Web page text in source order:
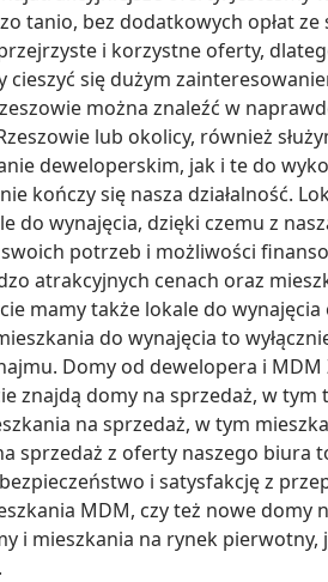
tanio, bez dodatkowych opłat
i korzystne oferty,
się dużym
można znaleźć w
lub okolicy, również
deweloperskim, jak i te do
kończy się nasza działalność.
do wynajęcia, dzięki czemu z
potrzeb i możliwości
atrakcyjnych cenach oraz
mamy także lokale do
do wynajęcia to
Domy od dewelopera i
znajdą domy na sprzedaż, w
na sprzedaż, w tym
sprzedaż z oferty naszego biura
i satysfakcję z
MDM, czy też nowe domy
i mieszkania na rynek pierwotny,